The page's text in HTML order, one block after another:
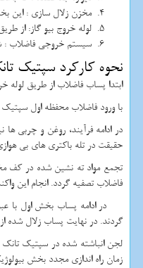
مخزن زلال سازی : این بخش از سپتیک تانک تقریبا 33 درصد ظرفیت کل انباره
لوله خروج بیو گاز: از
سیستم خروجی فاضلاب :
نحوه کارکرد سپتیک
ابتدا پساب فاضلاب از طریق لوله
با ورود فاضلاب محفظه اول
در ادامه فرآیند، روغن و چربی
حقیقت در تله باکتری های بی
تجمع مواد ته نشین شده در کف
فاضلاب تصفیه گردد. انجام این
در ادامه پساب بخش اول با
گردند. در نهایت پساب زلال شده
لجن انباشته شده در سپتیک تانک
زمان راه اندازی مجدد بخش